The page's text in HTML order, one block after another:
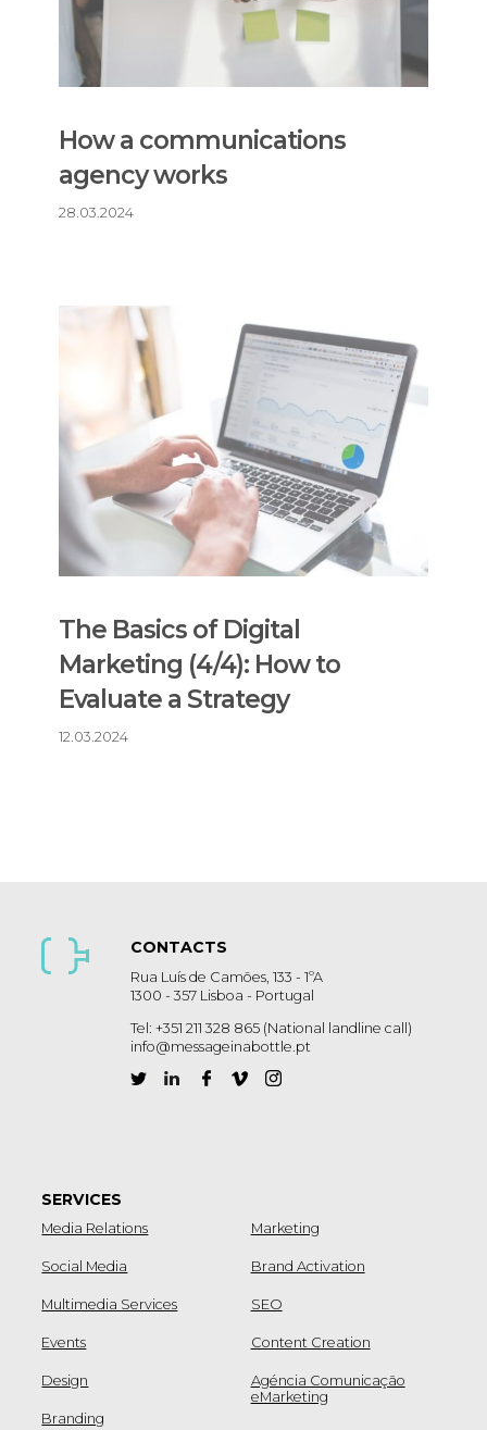
How a communications
agency works
28.03.2024
The Basics of Digital
Marketing (4/4): How to
Evaluate a Strategy
12.03.2024
CONTACTS
Rua Luís de Camões, 133 - 1ºA
1300 - 357 Lisboa - Portugal
Tel: +351 211 328 865 (National landline call)
info@messageinabottle.pt
SERVICES
Media Relations
Social Media
Multimedia Services
Events
Design
Branding
Marketing
Brand Activation
SEO
Content Creation
Agéncia Comunicação
eMarketing